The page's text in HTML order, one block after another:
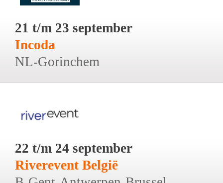
21 t/m 23 september
Incoda
NL-Gorinchem
22 t/m 24 september
Riverevent België